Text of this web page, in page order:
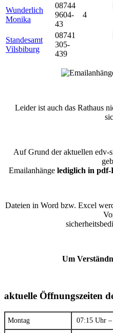
Wunderlich
Monika
08744
9604-
43
4
Standesamt
Vilsbiburg
08741
305-
439
Leider ist auch das Rathaus
Auf Grund der aktuellen edv-
Emailanhänge lediglich in pdf-
Dateien in Word bzw. Excel
Um
aktuelle Öffnungszeiten
Montag 07:15 Uhr